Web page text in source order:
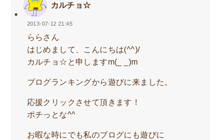
カルチョ☆
2013-07-12 21:45
ららさん
はじめまして、こんにちは(^^)/
カルチョ☆と申しますm(_ _)m
ブログランキングから遊びに来ました。
応援クリックさせて頂きます！
ポチっとな^^
お暇な時にでも私のブログにも遊びに